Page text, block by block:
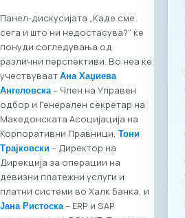
Панел-дискусијата „Каде сме
сега и што ни недостасува?“ ќе
понуди согледувања од
различни перспективи. Во неа ќе
учествуваат Ана Хаџиева
Ангеловска– Член на Управен
одбор и Генерален секретар на
Македонската Асоцијација на
Корпоративни Правници, Тони
Трајковски – Директор на
Дирекција за операции на
девизни платежни услуги и
платни системи во Халк Банка, и
Јана Ристоска– ERP и SAP